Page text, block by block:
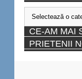
Categorii
CE-AM MAI
PRIETENII